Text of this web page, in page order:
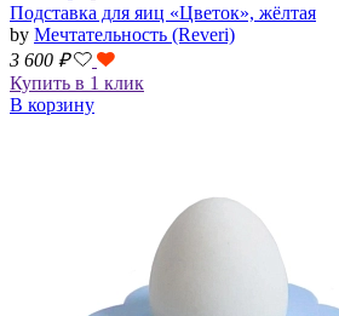
Подставка для яиц «Цветок», жёлтая
by Мечтательность (Reveri)
3 600 ₽
Купить в 1 клик
В корзину